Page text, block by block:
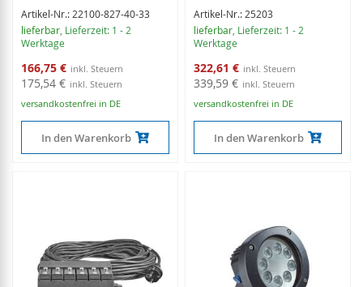
Artikel-Nr.: 22100-827-40-33
lieferbar, Lieferzeit: 1 - 2
Werktage
Sonderangebot
166,75 €
175,54 €
versandkostenfrei in DE
In den Warenkorb
Artikel-Nr.: 25203
lieferbar, Lieferzeit: 1 - 2
Werktage
Sonderangebot
322,61 €
339,59 €
versandkostenfrei in DE
In den Warenkorb